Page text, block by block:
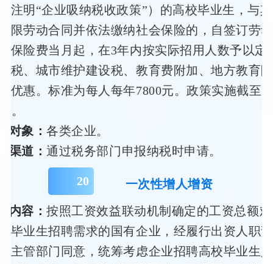
注明“企业吸纳税收政策”）的高校毕业生，与
限劳动合同并依法缴纳社会保险的，自签订劳
保险费当月起，在3年内按实际招用人数予以定
税、城市维护建设税、教育费附加、地方教育
优惠。标准为每人每年7800元。政策实施截至
。
对象：各类企业。
渠道：通过税务部门申报纳税时申请。
20
一次性增人增资
内容：按照工资效益联动机制确定的工资总额
毕业生招聘需求的国有企业，经履行出资人职
主管部门同意，统筹考虑企业招聘高校毕业生